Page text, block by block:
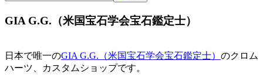
GIA G.G.（米国宝石学会宝石鑑定士）
日本で唯一のGIA G.G.（米国宝石学会宝石鑑定士） のクロム
ハーツ、カスタムショップです。